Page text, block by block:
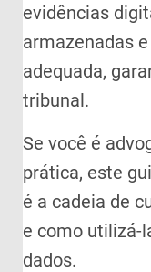
evidências
armazenadas
adequada,
tribunal.
Se você é
prática, este
é a cadeia de
e como utilizá-
dados.